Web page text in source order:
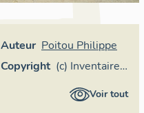
Auteur Poitou Philippe
Copyright (c) Inventaire
généralVoir tout